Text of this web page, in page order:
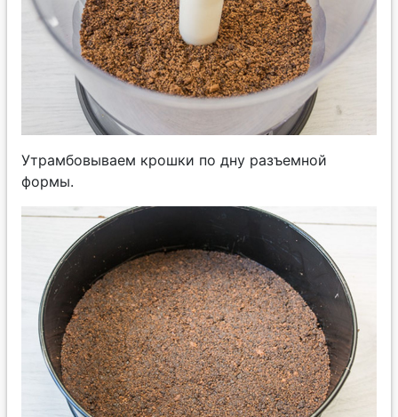
Утрамбовываем крошки по дну разъемной
формы.